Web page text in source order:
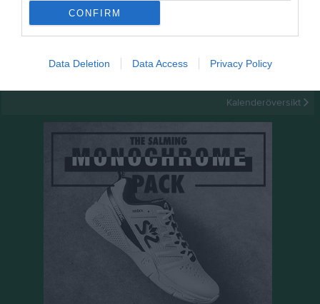
CONFIRM
Data Deletion Data Access Privacy Policy
Kalender
21 okt, 18:00
Kalenderöversikt